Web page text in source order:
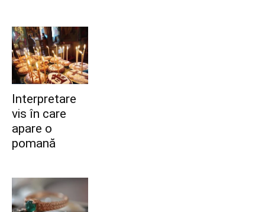
Interpretare
vis în care
apare o
pomană